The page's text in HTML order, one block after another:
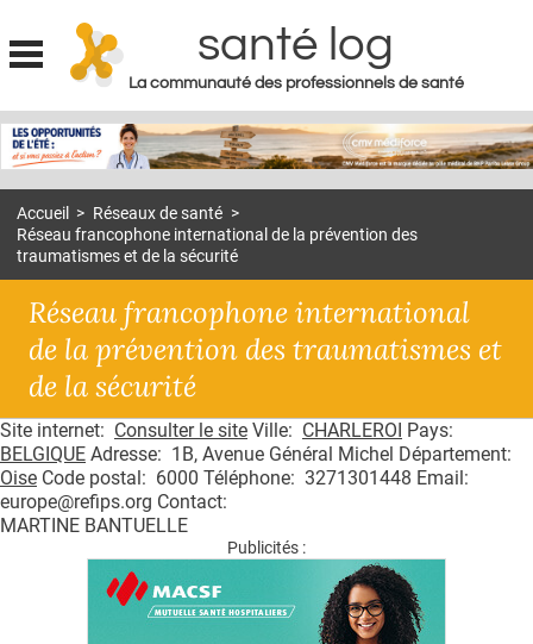
Jump to navigation
santé log
La communauté des professionnels de santé
MON COMPTE
S'ABONNER À LA REVUE SOIN À DOMICILE
DOSSIERS
RÉSEAUX
THÉMA
L'APP
Accueil > Réseaux de santé >
Réseau francophone international de la prévention des
traumatismes et de la sécurité
Réseau francophone international
de la prévention des traumatismes et
de la sécurité
Site internet: Consulter le site Ville: CHARLEROI Pays:
BELGIQUE Adresse: 1B, Avenue Général Michel Département:
Oise Code postal: 6000 Téléphone: 3271301448 Email:
europe@refips.org Contact:
MARTINE BANTUELLE
Publicités :